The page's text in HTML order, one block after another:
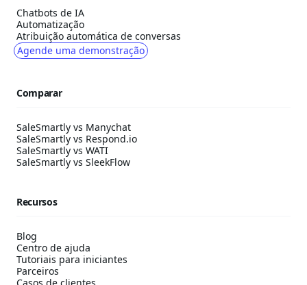
Chatbots de IA
Automatização
Atribuição automática de conversas
Agende uma demonstração
Comparar
SaleSmartly vs Manychat
SaleSmartly vs Respond.io
SaleSmartly vs WATI
SaleSmartly vs SleekFlow
Recursos
Blog
Centro de ajuda
Tutoriais para iniciantes
Parceiros